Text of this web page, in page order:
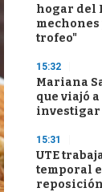
hogar del
mechones
trofeo"
15:32
Mariana
que viajó
investigar
15:31
UTE
temporal